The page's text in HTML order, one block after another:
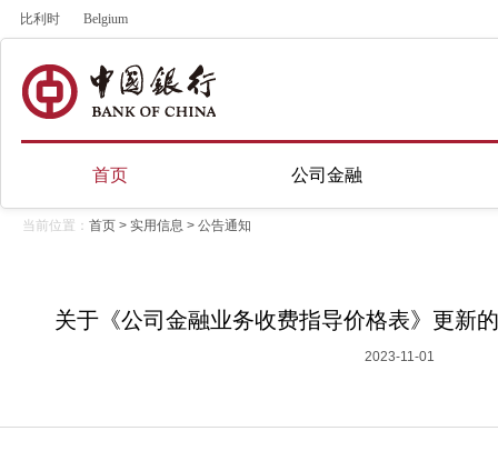
比利时 Belgium
首页 公司金融
当前位置： 首页 > 实用信息 > 公告通知
关于《公司金融业务收费指导价格表》更新
2023-11-01